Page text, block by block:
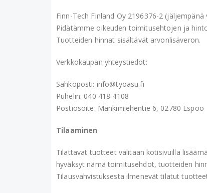
Finn-Tech Finland Oy 2196376-2
Pidätämme oikeuden toimitusehtojen ja
Tuotteiden hinnat sisältävät arvonlisäveron.
Verkkokaupan yhteystiedot:
Sähköposti: info@tyoasu.fi
Puhelin: 040 418 4108
Postiosoite: Mänkimiehentie 6, 02780 Espoo
Tilaaminen
Tilattavat tuotteet valitaan kotisivuilla
hyväksyt nämä toimitusehdot, tuotteiden
Tilausvahvistuksesta ilmenevät tilatut